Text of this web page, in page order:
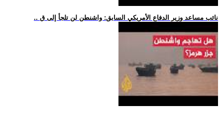
.. نائب مساعد وزير الدفاع الأمريكي السابق: واشنطن لن تلجأ إلى ق